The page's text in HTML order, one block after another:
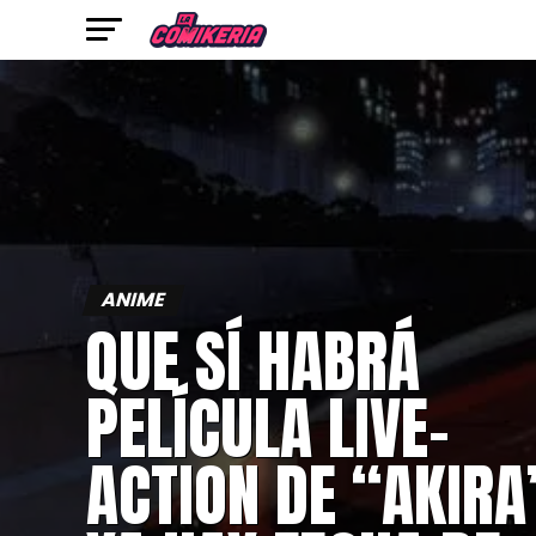
ANIME
QUE SÍ HABRÁ
PELÍCULA LIVE-
ACTION DE